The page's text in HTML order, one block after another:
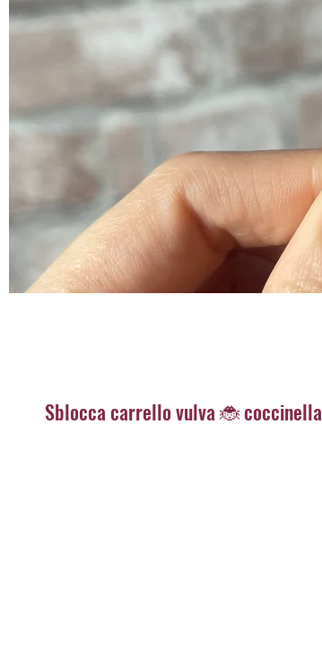
Sblocca carrello vulva 🐞 coccinella